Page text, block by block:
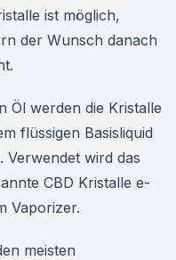
ist möglich,
der Wunsch danach
Öl werden die Kristalle
flüssigen Basisliquid
Verwendet wird das
CBD Kristalle e-
Vaporizer.
meisten